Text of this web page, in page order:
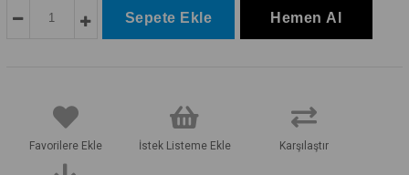
Favorilere Ekle İstek Listeme Ekle Karşılaştır